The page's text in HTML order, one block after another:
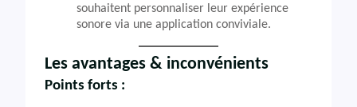
souhaitent personnaliser leur expérience
sonore via une application conviviale.
Les avantages & inconvénients
Points forts :